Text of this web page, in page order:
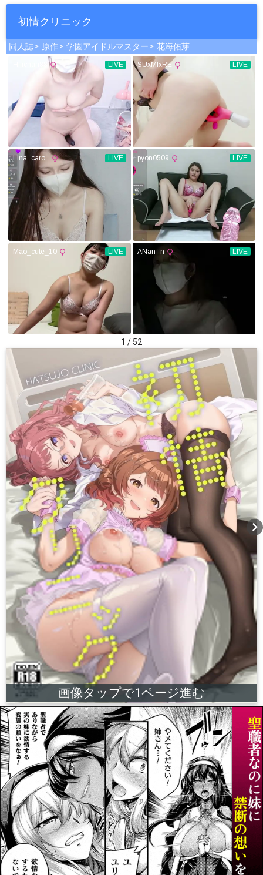
初情クリニック
同人誌 原作 学園アイドルマスター 花海佑芽
1 / 52
chevron_right
画像タップで1ページ進む